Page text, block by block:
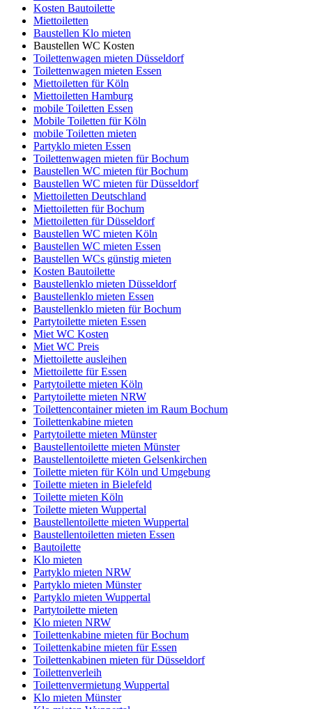
Kosten Bautoilette
Miettoiletten
Baustellen Klo mieten
Baustellen WC Kosten
Toilettenwagen mieten Düsseldorf
Toilettenwagen mieten Essen
Miettoiletten für Köln
Miettoiletten Hamburg
mobile Toiletten Essen
Mobile Toiletten für Köln
mobile Toiletten mieten
Partyklo mieten Essen
Toilettenwagen mieten für Bochum
Baustellen WC mieten für Bochum
Baustellen WC mieten für Düsseldorf
Miettoiletten Deutschland
Miettoiletten für Bochum
Miettoiletten für Düsseldorf
Baustellen WC mieten Köln
Baustellen WC mieten Essen
Baustellen WCs günstig mieten
Kosten Bautoilette
Baustellenklo mieten Düsseldorf
Baustellenklo mieten Essen
Baustellenklo mieten für Bochum
Partytoilette mieten Essen
Miet WC Kosten
Miet WC Preis
Miettoilette ausleihen
Miettoilette für Essen
Partytoilette mieten Köln
Partytoilette mieten NRW
Toilettencontainer mieten im Raum Bochum
Toilettenkabine mieten
Partytoilette mieten Münster
Baustellentoilette mieten Münster
Baustellentoilette mieten Gelsenkirchen
Toilette mieten für Köln und Umgebung
Toilette mieten in Bielefeld
Toilette mieten Köln
Toilette mieten Wuppertal
Baustellentoilette mieten Wuppertal
Baustellentoiletten mieten Essen
Bautoilette
Klo mieten
Partyklo mieten NRW
Partyklo mieten Münster
Partyklo mieten Wuppertal
Partytoilette mieten
Klo mieten NRW
Toilettenkabine mieten für Bochum
Toilettenkabine mieten für Essen
Toilettenkabinen mieten für Düsseldorf
Toilettenverleih
Toilettenvermietung Wuppertal
Klo mieten Münster